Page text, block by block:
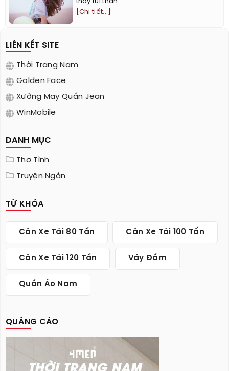
[Chi tiết...]
LIÊN KẾT SITE
Thời Trang Nam
Golden Face
Xưởng May Quần Jean
WinMobile
DANH MỤC
Thơ Tình
Truyện Ngắn
TỪ KHÓA
Cân Xe Tải 80 Tấn Cân Xe Tải 100 Tấn
Cân Xe Tải 120 Tấn Váy Đầm
Quần Áo Nam
QUẢNG CÁO